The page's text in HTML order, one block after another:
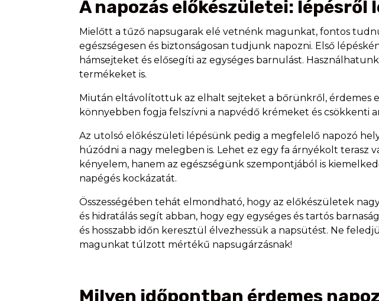
A napozás előkészületei: lépésről
Mielőtt a tűző napsugarak elé vetnénk magunkat, fontos
egészségesen és biztonságosan tudjunk napozni. Első
hámsejteket és elősegíti az egységes barnulást.
termékeket is.
Miután eltávolítottuk az elhalt sejteket a bőrünkről, érdemes
könnyebben fogja felszívni a napvédő krémeket és csökkenti
Az utolsó előkészületi lépésünk pedig a megfelelő napozó
húzódni a nagy melegben is. Lehet ez egy fa árnyékolt terasz
kényelem, hanem az egészségünk szempontjából is
napégés kockázatát.
Összességében tehát elmondható, hogy az előkészületek
és hidratálás segít abban, hogy egy egységes és tartós
és hosszabb időn keresztül élvezhessük a napsütést. Ne
magunkat túlzott mértékű napsugárzásnak!
Milyen időpontban érdemes